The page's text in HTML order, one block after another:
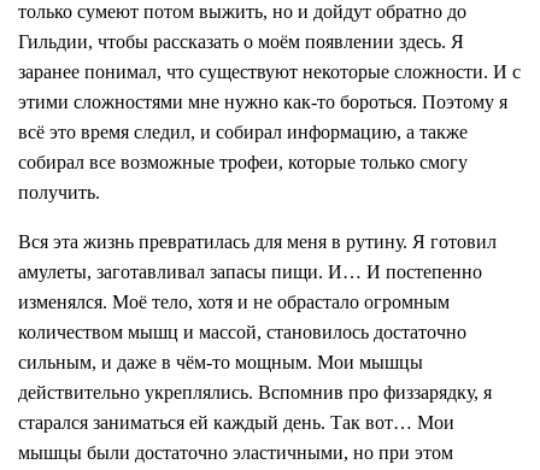
только сумеют потом выжить, но и дойдут обратно до
Гильдии, чтобы рассказать о моём появлении здесь. Я
заранее понимал, что существуют некоторые сложности. И с
этими сложностями мне нужно как-то бороться. Поэтому я
всё это время следил, и собирал информацию, а также
собирал все возможные трофеи, которые только смогу
получить.
Вся эта жизнь превратилась для меня в рутину. Я готовил
амулеты, заготавливал запасы пищи. И… И постепенно
изменялся. Моё тело, хотя и не обрастало огромным
количеством мышц и массой, становилось достаточно
сильным, и даже в чём-то мощным. Мои мышцы
действительно укреплялись. Вспомнив про физзарядку, я
старался заниматься ей каждый день. Так вот… Мои
мышцы были достаточно эластичными, но при этом